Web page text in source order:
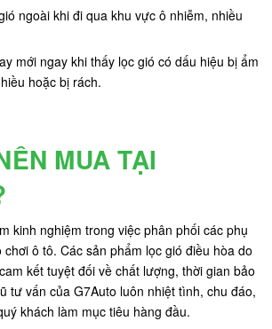
ngoài khi đi qua khu vực ô nhiễm, nhiều
mới ngay khi thấy lọc gió có dấu hiệu bị ẩm
hoặc bị rách.
MUA TẠI
kinh nghiệm trong việc phân phối các phụ
ô tô. Các sản phẩm lọc gió điều hòa do
kết tuyệt đối về chất lượng, thời gian bảo
tư vấn của G7Auto luôn nhiệt tình, chu đáo,
khách làm mục tiêu hàng đầu.